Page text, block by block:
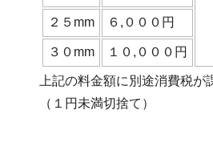
２５mm ６,０００円
３０mm １０,０００円
上記の料金額に別途消費税が
（１円未満切捨て）